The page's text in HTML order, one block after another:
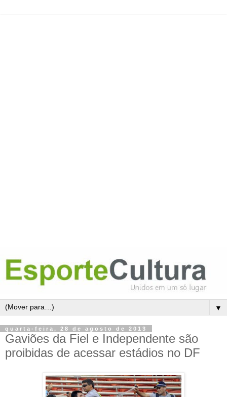
▼
quarta-feira, 28 de agosto de 2013
Gaviões da Fiel e Independente são
proibidas de acessar estádios no DF